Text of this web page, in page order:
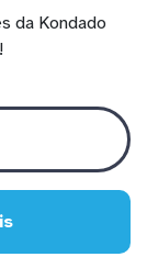
da Kondado